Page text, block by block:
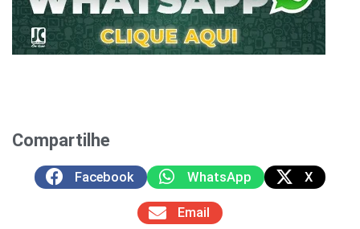
Compartilhe
Facebook WhatsApp X
Email